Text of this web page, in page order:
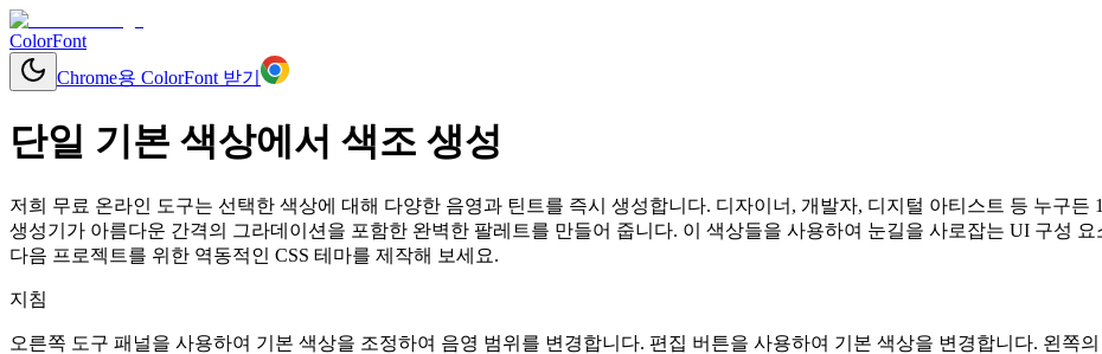
ColorFont
Chrome용 ColorFont 받기
단일 기본 색상에서 색조 생성
저희 무료 온라인 도구는 선택한 색상에 대해 다양한 음영과 틴트를 즉시 생성합니다. 디자이너, 개발자, 디지털 아티스트 등 누구든
생성기가 아름다운 간격의 그라데이션을 포함한 완벽한 팔레트를 만들어 줍니다. 이 색상들을 사용하여 눈길을 사로잡는 UI 구성
다음 프로젝트를 위한 역동적인 CSS 테마를 제작해 보세요.
지침
오른쪽 도구 패널을 사용하여 기본 색상을 조정하여 음영 범위를 변경합니다. 편집 버튼을 사용하여 기본 색상을 변경합니다. 왼쪽